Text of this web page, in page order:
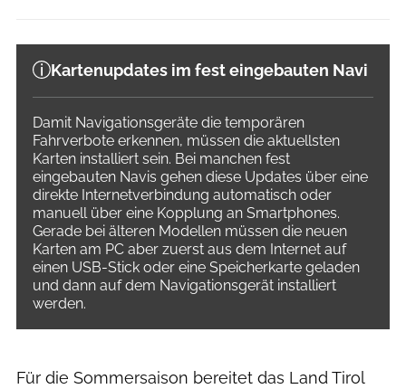
Kartenupdates im fest eingebauten Navi
Damit Navigationsgeräte die temporären
Fahrverbote erkennen, müssen die aktuellsten
Karten installiert sein. Bei manchen fest
eingebauten Navis gehen diese Updates über eine
direkte Internetverbindung automatisch oder
manuell über eine Kopplung an Smartphones.
Gerade bei älteren Modellen müssen die neuen
Karten am PC aber zuerst aus dem Internet auf
einen USB-Stick oder eine Speicherkarte geladen
und dann auf dem Navigationsgerät installiert
werden.
Für die Sommersaison bereitet das Land Tirol